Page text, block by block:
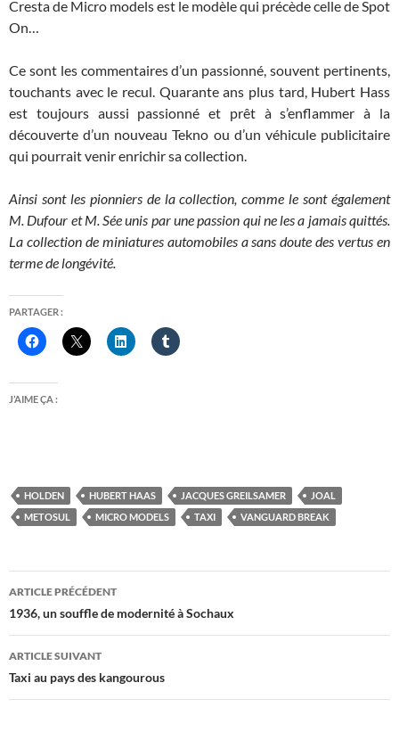
Cresta de Micro models est le modèle qui précède celle de Spot
On…
Ce sont les commentaires d’un passionné, souvent pertinents,
touchants avec le recul. Quarante ans plus tard, Hubert Hass
est toujours aussi passionné et prêt à s’enflammer à la
découverte d’un nouveau Tekno ou d’un véhicule publicitaire
qui pourrait venir enrichir sa collection.
Ainsi sont les pionniers de la collection, comme le sont également
M. Dufour et M. Sée unis par une passion qui ne les a jamais quittés.
La collection de miniatures automobiles a sans doute des vertus en
terme de longévité.
PARTAGER :
J’AIME ÇA :
HOLDEN HUBERT HAAS JACQUES GREILSAMER
JOAL
METOSUL
MICRO MODELS TAXI VANGUARD BREAK
Navigation
des
articles
ARTICLE PRÉCÉDENT
1936, un souffle de modernité à Sochaux
ARTICLE SUIVANT
Taxi au pays des kangourous